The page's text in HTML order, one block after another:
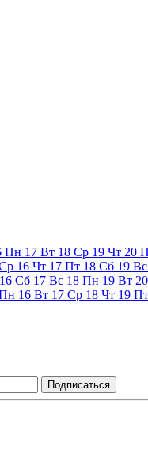
Пн 17 Вт 18 Ср 19 Чт 20
16 Чт 17 Пт 18 Сб 19 Вс
16 Сб 17 Вс 18 Пн 19 Вт 20
16 Вт 17 Ср 18 Чт 19 Пт